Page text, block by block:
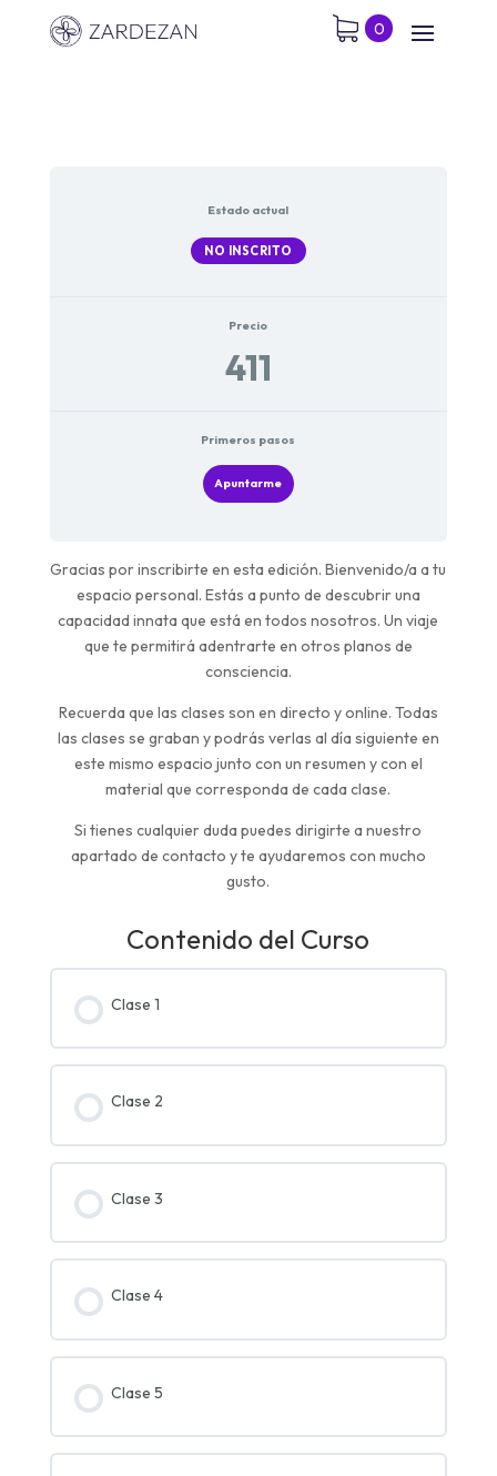
0
Estado actual
NO INSCRITO
Precio
411
Primeros pasos
Apuntarme
Gracias por inscribirte en esta edición. Bienvenido/a a tu
espacio personal. Estás a punto de descubrir una
capacidad innata que está en todos nosotros. Un viaje
que te permitirá adentrarte en otros planos de
consciencia.
Recuerda que las clases son en directo y online. Todas
las clases se graban y podrás verlas al día siguiente en
este mismo espacio junto con un resumen y con el
material que corresponda de cada clase.
Si tienes cualquier duda puedes dirigirte a nuestro
apartado de contacto y te ayudaremos con mucho
gusto.
Contenido del Curso
Clase 1
Clase 2
Clase 3
Clase 4
Clase 5